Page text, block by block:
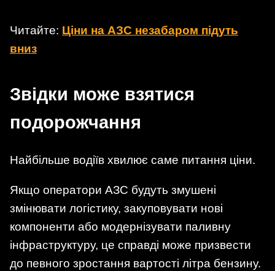
Читайте: Ціни на АЗС незабаром підуть
вниз
Звідки може взятися
подорожчання
Найбільше водіїв хвилює саме питання ціни.
Якщо оператори АЗС будуть змушені
змінювати логістику, закуповувати нові
компоненти або модернізувати паливну
інфраструктуру, це справді може призвести
до певного зростання вартості літра бензину.